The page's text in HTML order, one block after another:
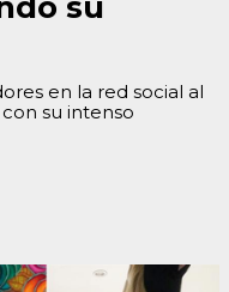
en la red social al
su intenso